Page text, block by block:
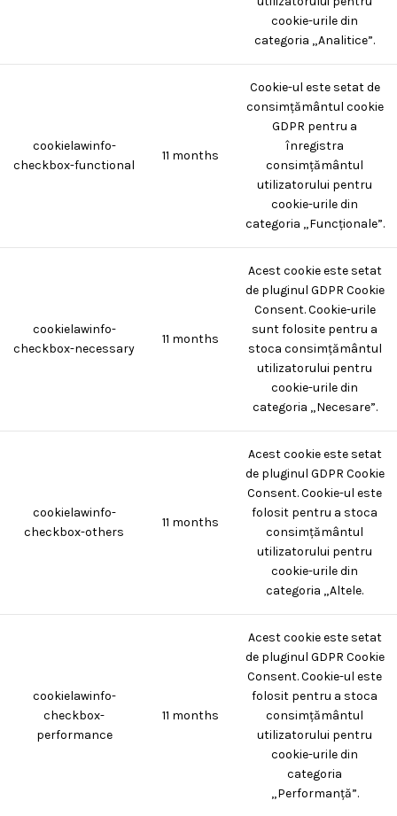
cookie-urile din
categoria „Analitice”.
cookielawinfo-
checkbox-functional
11 months
Cookie-ul este setat de
consimțământul cookie
GDPR pentru a
înregistra
consimțământul
utilizatorului pentru
cookie-urile din
categoria „Funcționale”.
cookielawinfo-
checkbox-necessary
11 months
Acest cookie este setat
de pluginul GDPR Cookie
Consent. Cookie-urile
sunt folosite pentru a
stoca consimțământul
utilizatorului pentru
cookie-urile din
categoria „Necesare”.
cookielawinfo-
checkbox-others
11 months
Acest cookie este setat
de pluginul GDPR Cookie
Consent. Cookie-ul este
folosit pentru a stoca
consimțământul
utilizatorului pentru
cookie-urile din
categoria „Altele.
cookielawinfo-
checkbox-
performance
11 months
Acest cookie este setat
de pluginul GDPR Cookie
Consent. Cookie-ul este
folosit pentru a stoca
consimțământul
utilizatorului pentru
cookie-urile din
categoria
„Performanță”.